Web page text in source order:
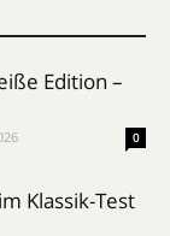
Edition –
0
Klassik-Test